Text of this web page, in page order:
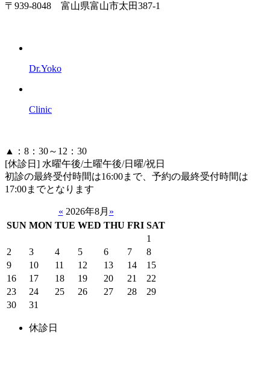
〒939-8048 富山県富山市太田387-1
Dr.Yoko
Clinic
▲：8：30～12：30
[休診日] 水曜午後/土曜午後/日曜/祝日
初診の最終受付時間は16:00まで、予約の最終受付時間は
17:00までとなります
« 2026年8月 »
SUN MON TUE WED THU FRI SAT
1
2
3 4 5 6 7
8
9
10 11 12 13 14
15
16
17 18 19 20 21
22
23
24 25 26 27 28
29
30
31
休診日